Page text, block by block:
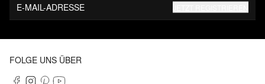
E-MAIL-ADRESSE
FOLGE UNS ÜBER